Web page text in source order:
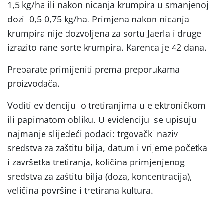
1,5 kg/ha ili nakon nicanja krumpira u smanjenoj
dozi 0,5-0,75 kg/ha. Primjena nakon nicanja
krumpira nije dozvoljena za sortu Jaerla i druge
izrazito rane sorte krumpira. Karenca je 42 dana.
Preparate primijeniti prema preporukama
proizvođača.
Voditi evidenciju o tretiranjima u elektroničkom
ili papirnatom obliku. U evidenciju se upisuju
najmanje slijedeći podaci: trgovački naziv
sredstva za zaštitu bilja, datum i vrijeme početka
i završetka tretiranja, količina primjenjenog
sredstva za zaštitu bilja (doza, koncentracija),
veličina površine i tretirana kultura.